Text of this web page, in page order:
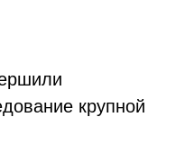
крупной